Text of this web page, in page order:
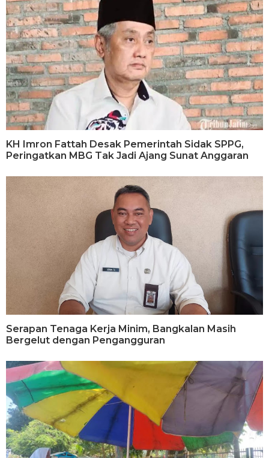
KH Imron Fattah Desak Pemerintah Sidak SPPG,
Peringatkan MBG Tak Jadi Ajang Sunat Anggaran
Serapan Tenaga Kerja Minim, Bangkalan Masih
Bergelut dengan Pengangguran